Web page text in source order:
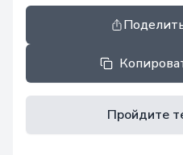
Пройдите